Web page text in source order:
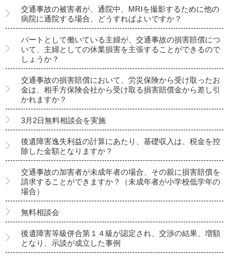
交通事故の被害者が、通院中、MRIを撮影するために他の
病院に通院する場合、どうすればよいですか？
パートとして働いている主婦が、交通事故の損害賠償につ
いて、主婦としての休業損害を主張することができるので
しょうか？
交通事故の損害賠償において、労災保険から受け取ったお
金は、相手方保険会社から受け取る損害賠償金から差し引
かれますか？
3月2日無料相談会を実施
後遺障害逸失利益の計算にあたり、基礎収入は、税金を控
除した金額となりますか？
交通事故の加害者が未成年者の場合、その親に損害賠償を
請求することができますか？（未成年者が小学校低学年の
場合）
無料相談会
後遺障害等級併合第１４級が認定され、交渉の結果、増額
となり、示談が成立した事例